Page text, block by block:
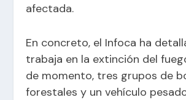
afectada.
En concreto, el Infoca ha
trabaja en la extinción del
de momento, tres grupos de
forestales y un vehículo